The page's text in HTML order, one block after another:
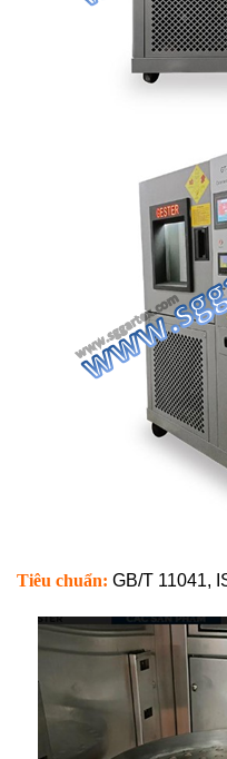
Tiêu chuẩn: GB/T 11041,